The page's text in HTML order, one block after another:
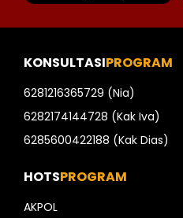
KONSULTASIPROGRAM
6281216365729 (Nia)
6282174144728 (Kak Iva)
6285600422188 (Kak Dias)
HOTSPROGRAM
AKPOL